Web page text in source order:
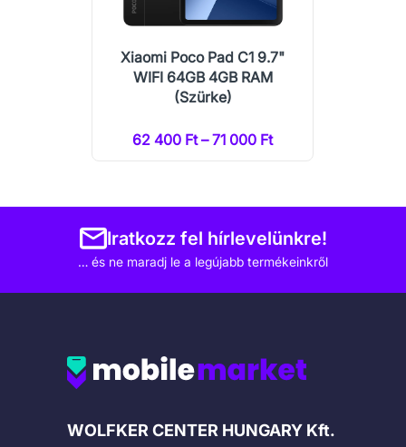
Xiaomi Poco Pad C1 9.7"
WIFI 64GB 4GB RAM
(Szürke)
62 400 Ft – 71 000 Ft
Iratkozz fel hírlevelünkre!
… és ne maradj le a legújabb termékeinkről
Cégadatok
WOLFKER CENTER HUNGARY Kft.